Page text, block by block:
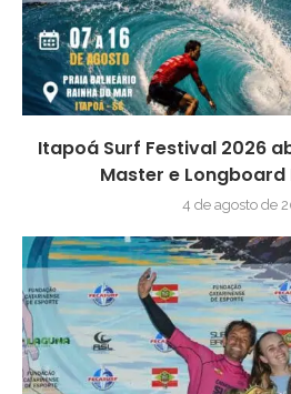
Itapoá Surf Festival 2026
Master e
4 de agosto de